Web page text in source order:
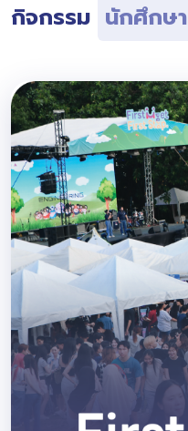
กิจกรรม นักศึกษา